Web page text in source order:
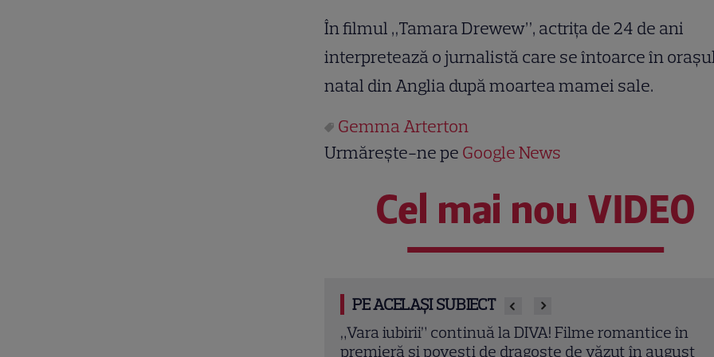
În filmul „Tamara Drewew”, actriţa de 24 de ani
interpretează o jurnalistă care se întoarce în
natal din Anglia după moartea mamei sale.
Gemma Arterton
Urmărește-ne pe Google News
Cel mai nou VIDEO
PE ACELAȘI SUBIECT
Eva Pavel a început filmările pentru noul sezon „Apel
consilier”. Ce pregătește la Kanal D